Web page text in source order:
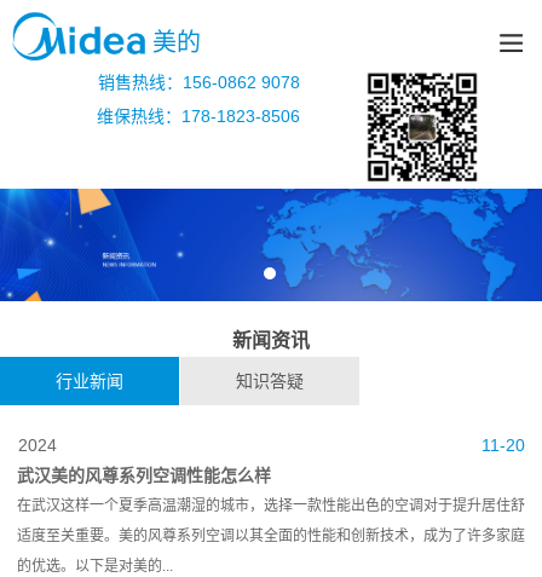
美的
销售热线：156-0862 9078
维保热线：178-1823-8506
新闻资讯
行业新闻 知识答疑
11-20
2024
武汉美的风尊系列空调性能怎么样
在武汉这样一个夏季高温潮湿的城市，选择一款性能出色的空调对于提升居住舒
适度至关重要。美的风尊系列空调以其全面的性能和创新技术，成为了许多家庭
的优选。以下是对美的...